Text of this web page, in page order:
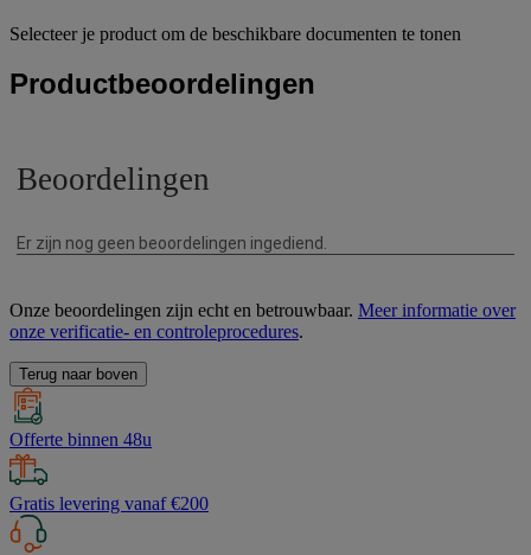
Selecteer je product om de beschikbare documenten te tonen
Productbeoordelingen
Onze beoordelingen zijn echt en betrouwbaar. Meer informatie over
onze verificatie- en controleprocedures.
Terug naar boven
Offerte binnen 48u
Gratis levering vanaf €200